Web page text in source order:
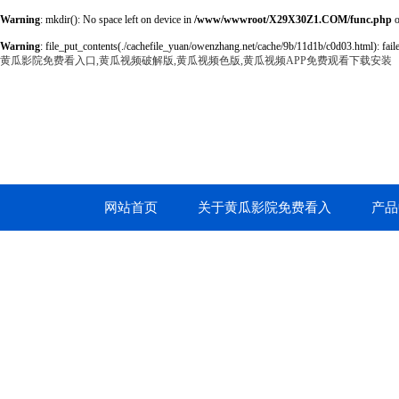
Warning: mkdir(): No space left on device in /www/wwwroot/X29X30Z1.COM/func.php
Warning: file_put_contents(./cachefile_yuan/owenzhang.net/cache/9b/11d1b/c0d03.html):
黄瓜影院免费看入口,黄瓜视频破解版,黄瓜视频色版,黄瓜视频APP免费观看下载安装
网站首页 关于黄瓜影院免费看入 产